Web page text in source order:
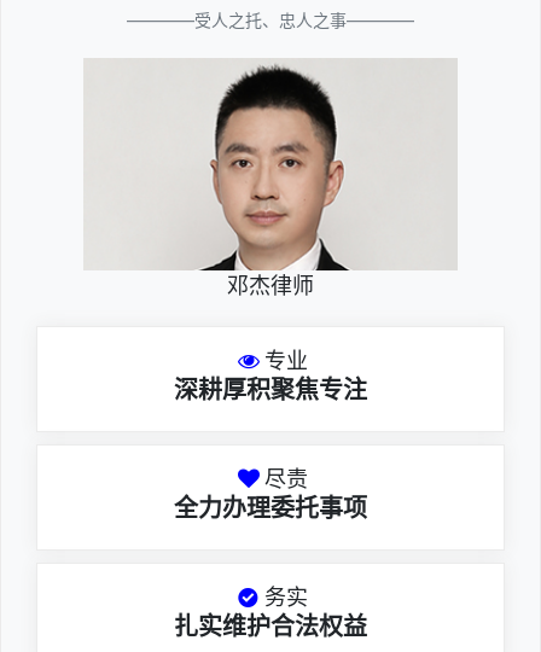
————受人之托、忠人之事————
邓杰律师
专业
深耕厚积聚焦专注
尽责
全力办理委托事项
务实
扎实维护合法权益